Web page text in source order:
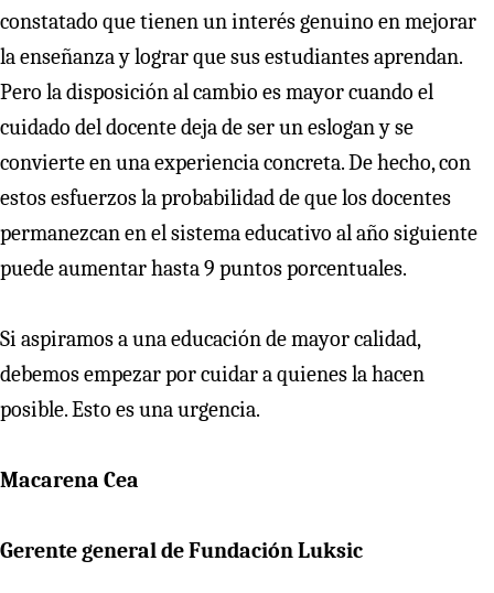
constatado que tienen un interés genuino en mejorar
la enseñanza y lograr que sus estudiantes aprendan.
Pero la disposición al cambio es mayor cuando el
cuidado del docente deja de ser un eslogan y se
convierte en una experiencia concreta. De hecho, con
estos esfuerzos la probabilidad de que los docentes
permanezcan en el sistema educativo al año siguiente
puede aumentar hasta 9 puntos porcentuales.
Si aspiramos a una educación de mayor calidad,
debemos empezar por cuidar a quienes la hacen
posible. Esto es una urgencia.
Macarena Cea
Gerente general de Fundación Luksic